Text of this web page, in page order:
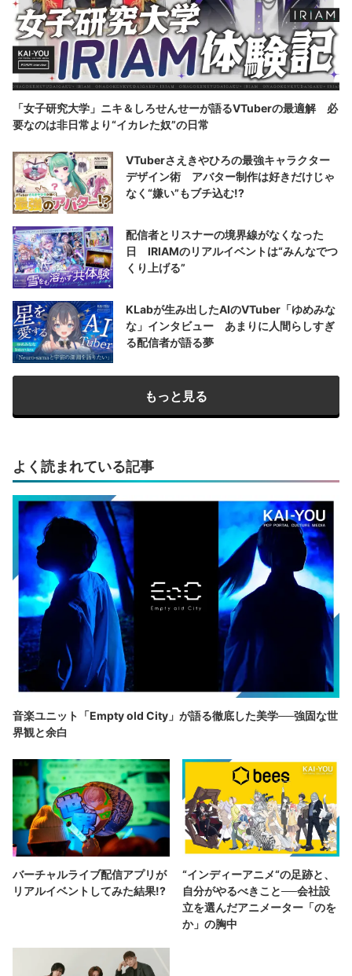
「女子研究大学」ニキ＆しろせんせーが語るVTuberの最適解 必
要なのは非日常より“イカレた奴”の日常
VTuberさえきやひろの最強キャラクター
デザイン術 アバター制作は好きだけじゃ
なく“嫌い”もブチ込む!?
配信者とリスナーの境界線がなくなった
日 IRIAMのリアルイベントは“みんなでつ
くり上げる”
KLabが生み出したAIのVTuber「ゆめみな
な」インタビュー あまりに人間らしすぎ
る配信者が語る夢
もっと見る
よく読まれている記事
音楽ユニット「Empty old City」が語る徹底した美学──強固な世
界観と余白
バーチャルライブ配信アプリが
リアルイベントしてみた結果!?
“インディーアニメ“の足跡と、
自分がやるべきこと──会社設
立を選んだアニメーター「のを
か」の胸中